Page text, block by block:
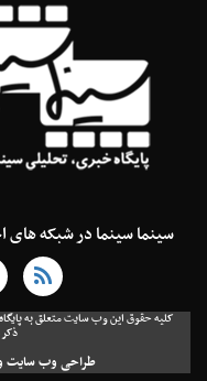
سینما سینما در شبکه های
کلیه حقوق این وب سایت متعلق به
طراحی وب سایت